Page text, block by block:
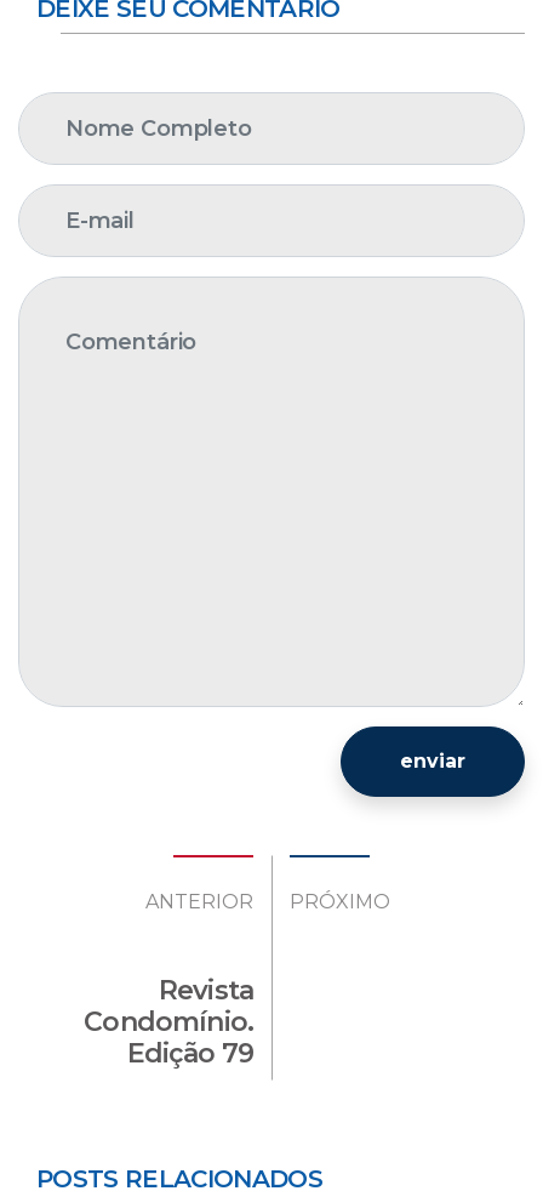
DEIXE SEU COMENTÁRIO
enviar
ANTERIOR
Revista
Condomínio.
Edição 79
PRÓXIMO
POSTS RELACIONADOS